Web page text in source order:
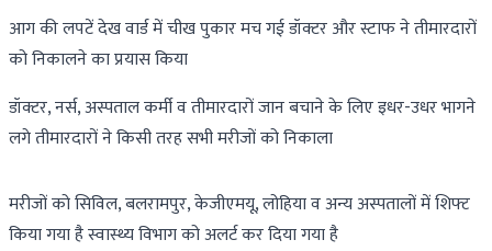
आग की लपटें देख वार्ड में चीख पुकार मच गई डॉक्टर और स्टाफ ने तीमारदारों
को निकालने का प्रयास किया
डॉक्टर, नर्स, अस्पताल कर्मी व तीमारदारों जान बचाने के लिए इधर-उधर भागने
लगे तीमारदारों ने किसी तरह सभी मरीजों को निकाला
मरीजों को सिविल, बलरामपुर, केजीएमयू, लोहिया व अन्य अस्पतालों में शिफ्ट
किया गया है स्वास्थ्य विभाग को अलर्ट कर दिया गया है